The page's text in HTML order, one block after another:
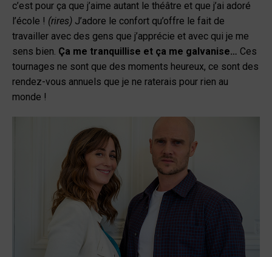
c’est pour ça que j’aime autant le théâtre et que j’ai adoré
l’école ! (rires) J’adore le confort qu’offre le fait de
travailler avec des gens que j’apprécie et avec qui je me
sens bien. Ça me tranquillise et ça me galvanise… Ces
tournages ne sont que des moments heureux, ce sont des
rendez-vous annuels que je ne raterais pour rien au
monde !